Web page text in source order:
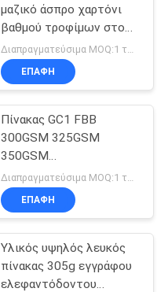
μαζικό άσπρο χαρτόνι
βαθμού τροφίμων στο
φύλλο για το κιβώτιο
σάντουιτς
ΕΠΑΦΉ
Πίνακας GC1 FBB
300GSM 325GSM
350GSM
ελεφαντόδοντου
βαθμού τροφίμων για το
κιβώτιο σοκολάτας
ΕΠΑΦΉ
Υλικός υψηλός λευκός
πίνακας 305g εγγράφου
ελεφαντόδοντου